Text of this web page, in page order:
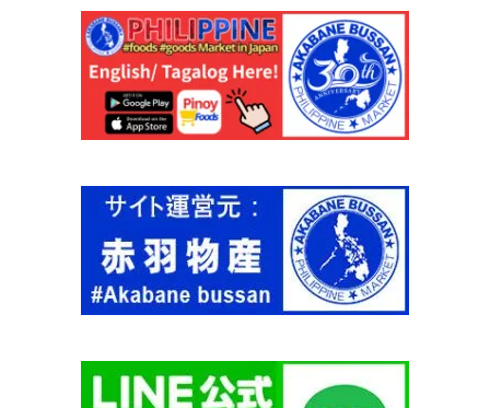
の
花
弁
】
個
A
O
N
G
R
I
C
L
U
R
】
個